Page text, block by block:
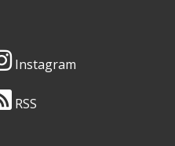
Instagram
RSS